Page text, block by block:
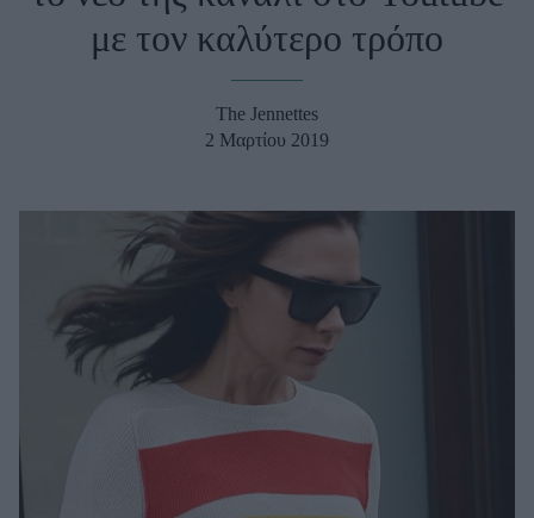
Shopping
Styling Tips
Fashion News
Beauty - Ομορφιά
Μαλλιά - Νύχια
Well being
με τον καλύτερο τρόπο
The Jennettes
2 Μαρτίου 2019